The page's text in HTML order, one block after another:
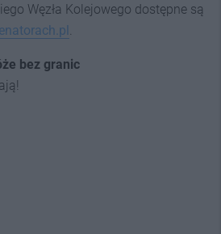
Węzła Kolejowego dostępne są
bez granic